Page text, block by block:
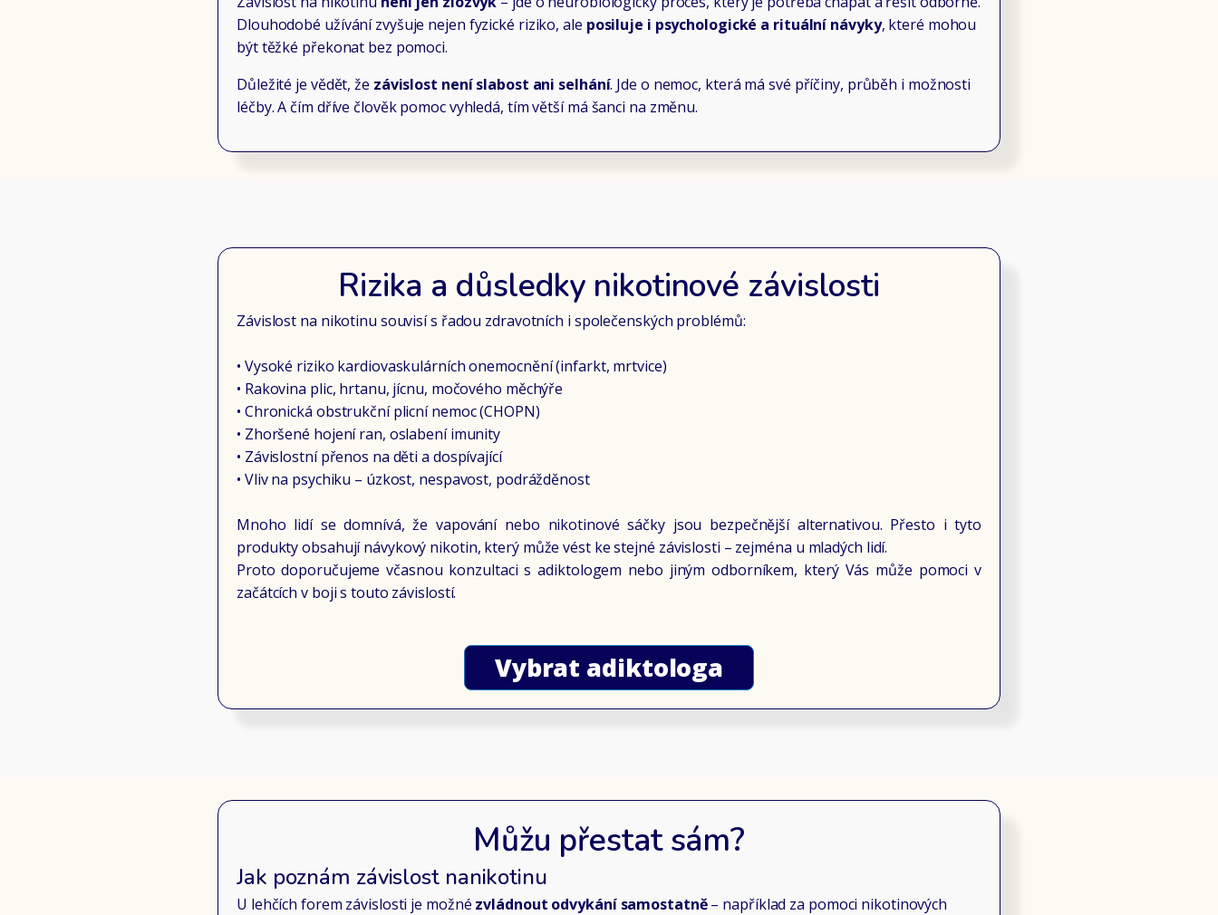
Dlouhodobé užívání zvyšuje nejen fyzické riziko, ale posiluje i psychologické a rituální návyky, které mohou
být těžké překonat bez pomoci.
Důležité je vědět, že závislost není slabost ani selhání. Jde o nemoc, která má své příčiny, průběh i možnosti
léčby. A čím dříve člověk pomoc vyhledá, tím větší má šanci na změnu.
Rizika a důsledky nikotinové závislosti
Závislost na nikotinu souvisí s řadou zdravotních i společenských problémů:
• Vysoké riziko kardiovaskulárních onemocnění (infarkt, mrtvice)
• Rakovina plic, hrtanu, jícnu, močového měchýře
• Chronická obstrukční plicní nemoc (CHOPN)
• Zhoršené hojení ran, oslabení imunity
• Závislostní přenos na děti a dospívající
• Vliv na psychiku – úzkost, nespavost, podrážděnost
Mnoho lidí se domnívá, že vapování nebo nikotinové sáčky jsou bezpečnější alternativou. Přesto i tyto
produkty obsahují návykový nikotin, který může vést ke stejné závislosti – zejména u mladých lidí.
Proto doporučujeme včasnou konzultaci s adiktologem nebo jiným odborníkem, který Vás může pomoci v
začátcích v boji s touto závislostí.
Vybrat adiktologa
Můžu přestat sám?
Jak poznám závislost nanikotinu
U lehčích forem závislosti je možné zvládnout odvykání samostatně– například za pomoci nikotinových